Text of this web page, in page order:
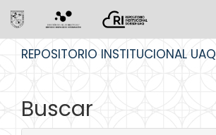
REPOSITORIO INSTITUCIONAL UAQ
Buscar